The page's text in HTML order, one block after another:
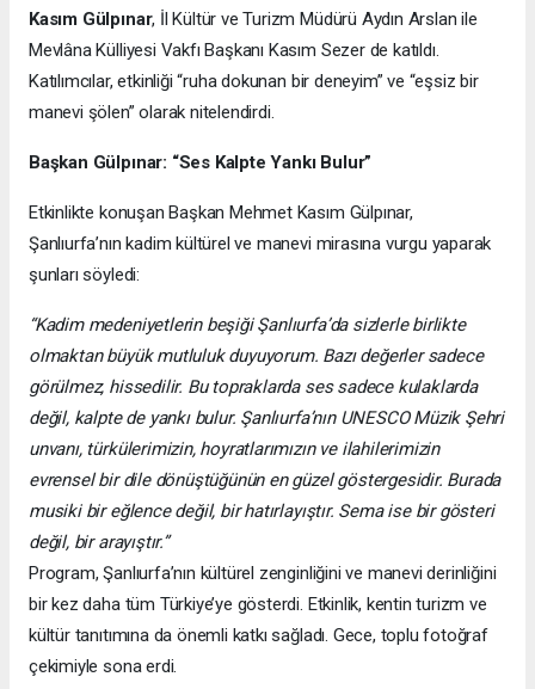
Kasım Gülpınar, İl Kültür ve Turizm Müdürü Aydın Arslan ile
Mevlâna Külliyesi Vakfı Başkanı Kasım Sezer de katıldı.
Katılımcılar, etkinliği “ruha dokunan bir deneyim” ve “eşsiz bir
manevi şölen” olarak nitelendirdi.
Başkan Gülpınar: “Ses Kalpte Yankı Bulur”
Etkinlikte konuşan Başkan Mehmet Kasım Gülpınar,
Şanlıurfa’nın kadim kültürel ve manevi mirasına vurgu yaparak
şunları söyledi:
“Kadim medeniyetlerin beşiği Şanlıurfa’da sizlerle birlikte
olmaktan büyük mutluluk duyuyorum. Bazı değerler sadece
görülmez, hissedilir. Bu topraklarda ses sadece kulaklarda
değil, kalpte de yankı bulur. Şanlıurfa’nın UNESCO Müzik Şehri
unvanı, türkülerimizin, hoyratlarımızın ve ilahilerimizin
evrensel bir dile dönüştüğünün en güzel göstergesidir. Burada
musiki bir eğlence değil, bir hatırlayıştır. Sema ise bir gösteri
değil, bir arayıştır.”
Program, Şanlıurfa’nın kültürel zenginliğini ve manevi derinliğini
bir kez daha tüm Türkiye’ye gösterdi. Etkinlik, kentin turizm ve
kültür tanıtımına da önemli katkı sağladı. Gece, toplu fotoğraf
çekimiyle sona erdi.